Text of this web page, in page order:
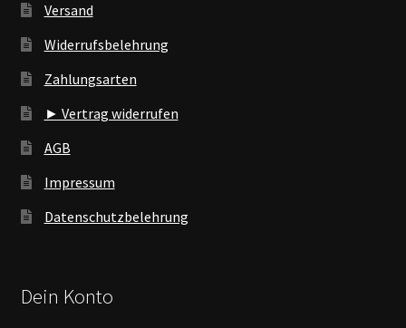
Versand
Widerrufsbelehrung
Zahlungsarten
► Vertrag widerrufen
AGB
Impressum
Datenschutzbelehrung
Dein Konto